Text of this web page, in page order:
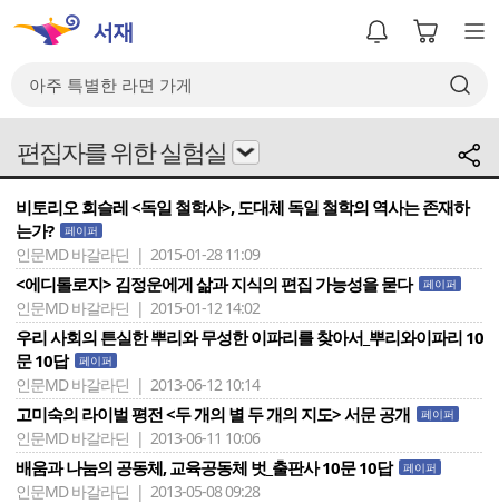
편집자를 위한 실험실
비토리오 회슬레 <독일 철학사>, 도대체 독일 철학의 역사는 존재하
는가?
페이퍼
인문MD 바갈라딘 | 2015-01-28 11:09
<에디톨로지> 김정운에게 삶과 지식의 편집 가능성을 묻다 페이퍼
인문MD 바갈라딘 | 2015-01-12 14:02
우리 사회의 튼실한 뿌리와 무성한 이파리를 찾아서_뿌리와이파리 10
문 10답 페이퍼
인문MD 바갈라딘 | 2013-06-12 10:14
고미숙의 라이벌 평전 <두 개의 별 두 개의 지도> 서문 공개 페이퍼
인문MD 바갈라딘 | 2013-06-11 10:06
배움과 나눔의 공동체, 교육공동체 벗_출판사 10문 10답 페이퍼
인문MD 바갈라딘 | 2013-05-08 09:28